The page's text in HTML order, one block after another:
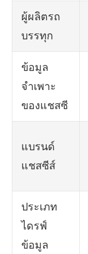
ผู้ผลิตรถ
บรรทุก
ข้อมูล
จำเพาะ
ของแชสซี
แบรนด์
แชสซีส์
ประเภท
ไดรฟ์
ข้อมูล